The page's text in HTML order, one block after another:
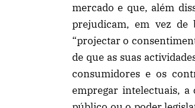
mercado e que, além
prejudicam, em vez de
“projectar o
de que as suas
consumidores e os
empregar intelectuais, a